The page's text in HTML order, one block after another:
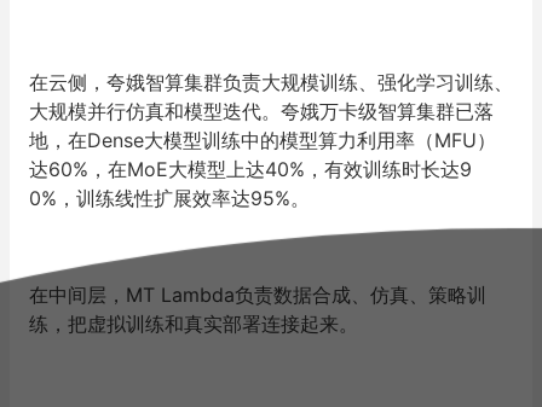
在云侧，夸娥智算集群负责大规模训练、强化学习训练、
大规模并行仿真和模型迭代。夸娥万卡级智算集群已落
地，在Dense大模型训练中的模型算力利用率（MFU）
达60%，在MoE大模型上达40%，有效训练时长达9
0%，训练线性扩展效率达95%。
在中间层，MT Lambda负责数据合成、仿真、策略训
练，把虚拟训练和真实部署连接起来。